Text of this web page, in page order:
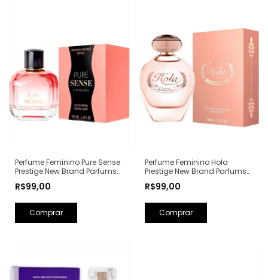
Perfume Feminino Pure Sense
Prestige New Brand Parfums
Olfativa: Pure XS For Her
R$99,00
Perfume Feminino Hola
Prestige New Brand Parfums
Olfativa: Olympéa Paco
R$99,00